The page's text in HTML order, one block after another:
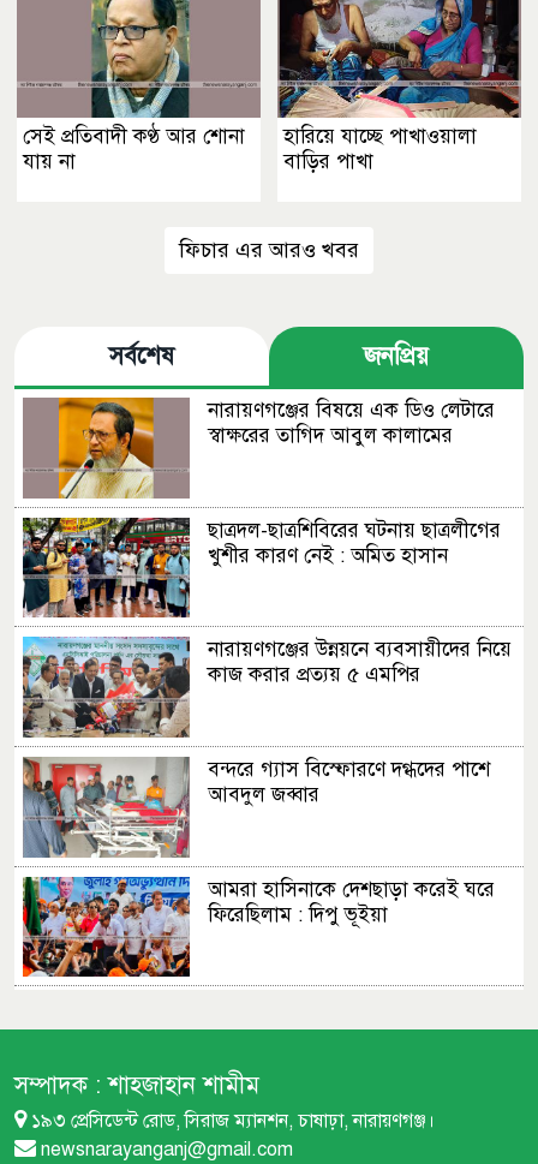
সেই প্রতিবাদী কণ্ঠ আর শোনা
যায় না
হারিয়ে যাচ্ছে পাখাওয়ালা
বাড়ির পাখা
ফিচার এর আরও খবর
সর্বশেষ জনপ্রিয়
নারায়ণগঞ্জের বিষয়ে এক ডিও লেটারে
স্বাক্ষরের তাগিদ আবুল কালামের
ছাত্রদল-ছাত্রশিবিরের ঘটনায় ছাত্রলীগের
খুশীর কারণ নেই : অমিত হাসান
নারায়ণগঞ্জের উন্নয়নে ব্যবসায়ীদের নিয়ে
কাজ করার প্রত্যয় ৫ এমপির
বন্দরে গ্যাস বিস্ফোরণে দগ্ধদের পাশে
আবদুল জব্বার
আমরা হাসিনাকে দেশছাড়া করেই ঘরে
ফিরেছিলাম : দিপু ভূইয়া
থানা
বন্দরে বিস্ফোরণে একই পরিবারের
শিশুসহ ৩ জন দগ্ধ
সম্পাদক :শাহজাহান শামীম
১৯৩ প্রেসিডেন্ট রোড, সিরাজ ম্যানশন, চাষাঢ়া, নারায়ণগঞ্জ।
newsnarayanganj@gmail.com